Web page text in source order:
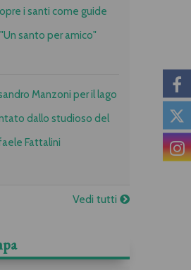
i santi come guide
santo per amico"
Manzoni per il lago
dallo studioso del
Fattalini
Vedi tutti